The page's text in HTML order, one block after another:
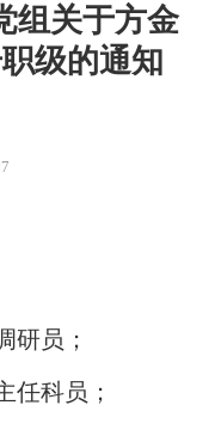
组关于方金
级的通知
研员；
任科员；